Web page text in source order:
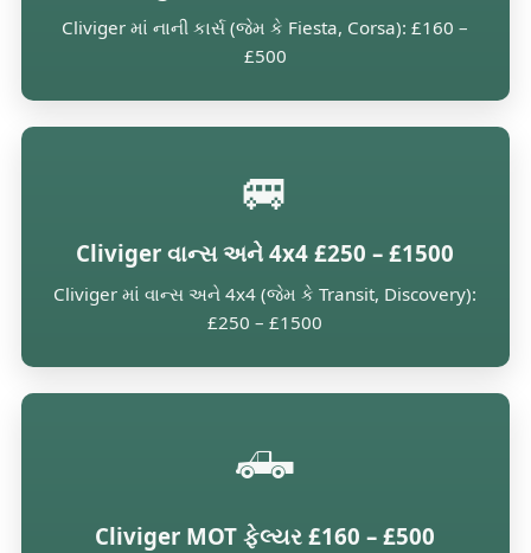
Cliviger માં નાની કાર્સ (જેમ કે Fiesta, Corsa): £160 –
£500
🚐
Cliviger વાન્સ અને 4x4 £250 – £1500
Cliviger માં વાન્સ અને 4x4 (જેમ કે Transit, Discovery):
£250 – £1500
🛻
Cliviger MOT ફેલ્યર £160 – £500